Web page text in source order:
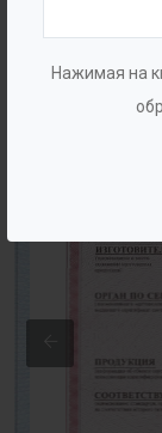
Нажимая на